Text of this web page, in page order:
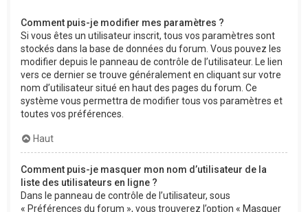
Comment puis-je modifier mes paramètres ?
Si vous êtes un utilisateur inscrit, tous vos paramètres sont
stockés dans la base de données du forum. Vous pouvez les
modifier depuis le panneau de contrôle de l’utilisateur. Le lien
vers ce dernier se trouve généralement en cliquant sur votre
nom d’utilisateur situé en haut des pages du forum. Ce
système vous permettra de modifier tous vos paramètres et
toutes vos préférences.
Haut
Comment puis-je masquer mon nom d’utilisateur de la
liste des utilisateurs en ligne ?
Dans le panneau de contrôle de l’utilisateur, sous
« Préférences du forum », vous trouverez l’option « Masquer